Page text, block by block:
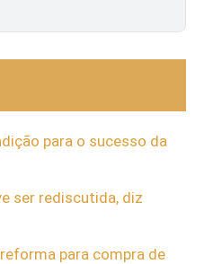
para o sucesso da
ser rediscutida, diz
para compra de